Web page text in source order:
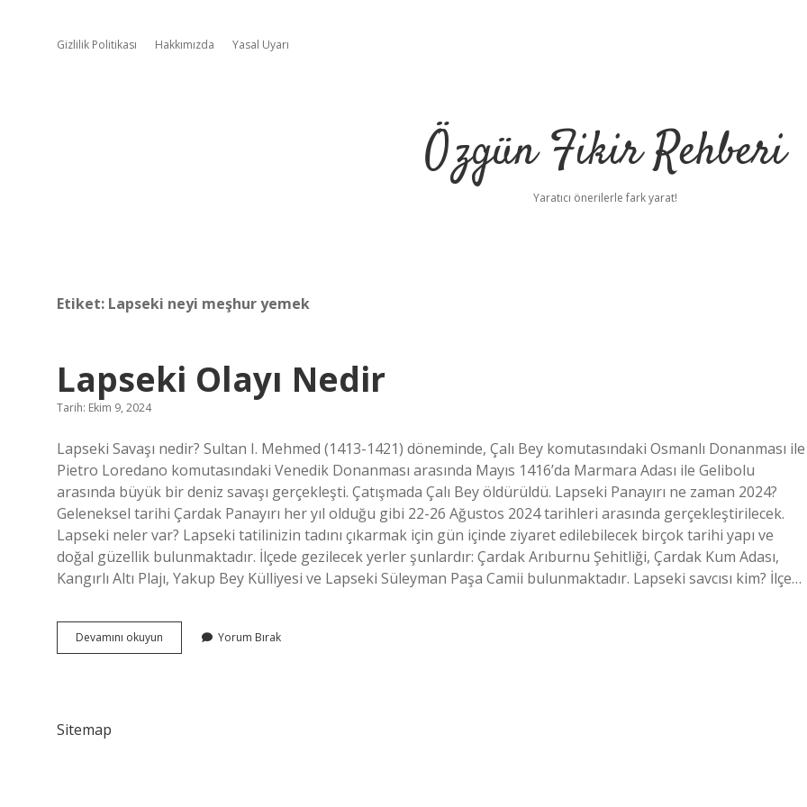
Gizlilik Politikası Hakkımızda Yasal Uyarı
Özgün Fikir Rehberi
Yaratıcı önerilerle fark yarat!
Etiket: Lapseki neyi meşhur yemek
Lapseki Olayı Nedir
Tarih: Ekim 9, 2024
Lapseki Savaşı nedir? Sultan I. Mehmed (1413-1421) döneminde, Çalı Bey komutasındaki Osmanlı Donanması ile
Pietro Loredano komutasındaki Venedik Donanması arasında Mayıs 1416’da Marmara Adası ile Gelibolu
arasında büyük bir deniz savaşı gerçekleşti. Çatışmada Çalı Bey öldürüldü. Lapseki Panayırı ne zaman 2024?
Geleneksel tarihi Çardak Panayırı her yıl olduğu gibi 22-26 Ağustos 2024 tarihleri ​​arasında gerçekleştirilecek.
Lapseki neler var? Lapseki tatilinizin tadını çıkarmak için gün içinde ziyaret edilebilecek birçok tarihi yapı ve
doğal güzellik bulunmaktadır. İlçede gezilecek yerler şunlardır: Çardak Arıburnu Şehitliği, Çardak Kum Adası,
Kangırlı Altı Plajı, Yakup Bey Külliyesi ve Lapseki Süleyman Paşa Camii bulunmaktadır. Lapseki savcısı kim? İlçe…
Devamını okuyun
Olayı
Yorum Bırak
Sitemap